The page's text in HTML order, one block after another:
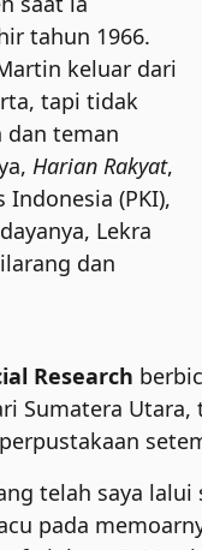
tahun 1966.
keluar dari
tapi tidak
dan teman
Harian Rakyat,
(PKI),
Lekra
dan
Research
Sumatera
telah saya
pada